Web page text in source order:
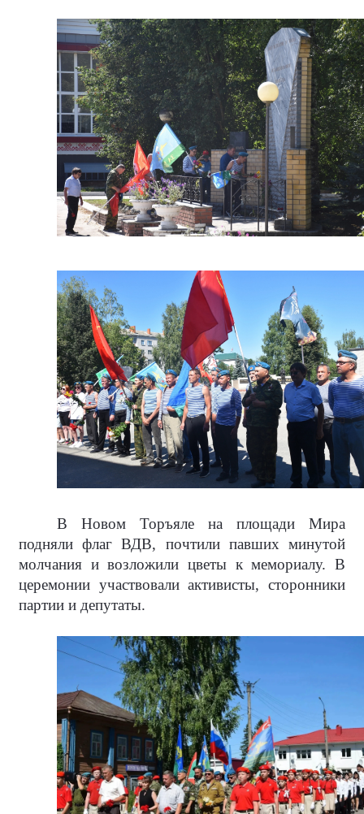
В Новом Торъяле на площади Мира
подняли флаг ВДВ, почтили павших минутой
молчания и возложили цветы к мемориалу. В
церемонии участвовали активисты, сторонники
партии и депутаты.